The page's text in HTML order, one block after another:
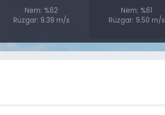
Nem: %62
Rüzgar: 9.39 m/s
Nem: %61
Rüzgar: 9.50 m/s